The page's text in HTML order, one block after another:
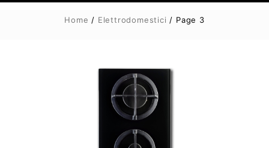
Home / Elettrodomestici / Page 3